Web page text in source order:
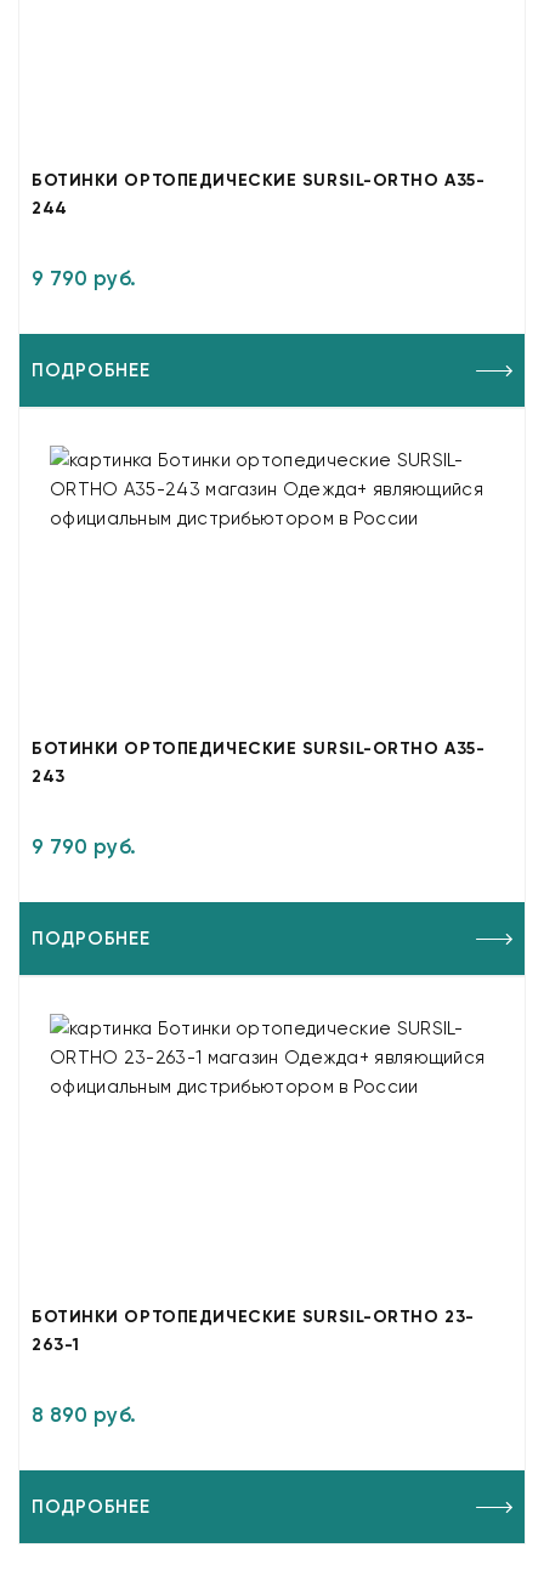
БОТИНКИ ОРТОПЕДИЧЕСКИЕ SURSIL-ORTHO A35-
244
9 790 руб.
ПОДРОБНЕЕ
БОТИНКИ ОРТОПЕДИЧЕСКИЕ SURSIL-ORTHO A35-
243
9 790 руб.
ПОДРОБНЕЕ
БОТИНКИ ОРТОПЕДИЧЕСКИЕ SURSIL-ORTHO 23-
263-1
8 890 руб.
ПОДРОБНЕЕ